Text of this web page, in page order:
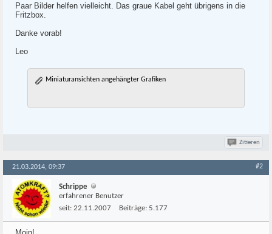
Paar Bilder helfen vielleicht. Das graue Kabel geht übrigens in die
Fritzbox.
Danke vorab!
Leo
Miniaturansichten angehängter Grafiken
Zitieren
21.03.2014, 09:37 #2
Schrippe
erfahrener Benutzer
seit: 22.11.2007 Beiträge: 5.177